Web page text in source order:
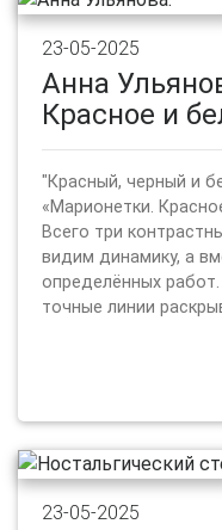
23-05-2025
Анна
Красное и
"Красный, черный и
«Марионетки.
Всего три
видим динамику, а
определённых
точные линии
23-05-2025